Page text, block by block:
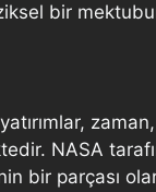
bir
NASA
parçası